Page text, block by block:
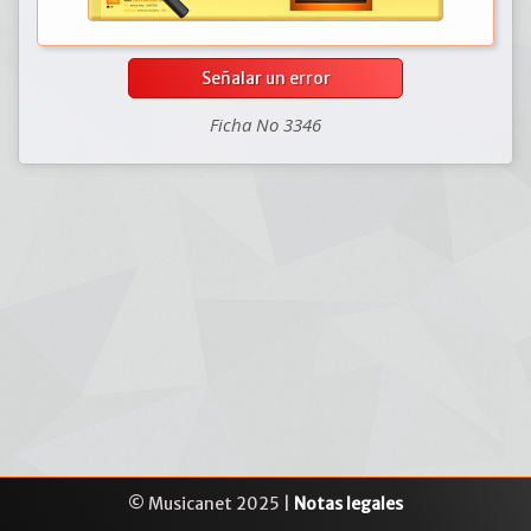
Señalar un error
Ficha No 3346
© Musicanet 2025 | Notas legales